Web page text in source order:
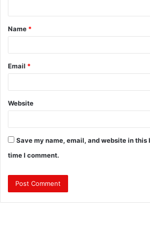
t
*
Name *
Email *
Website
Save my name, email, and website in this
time I comment.